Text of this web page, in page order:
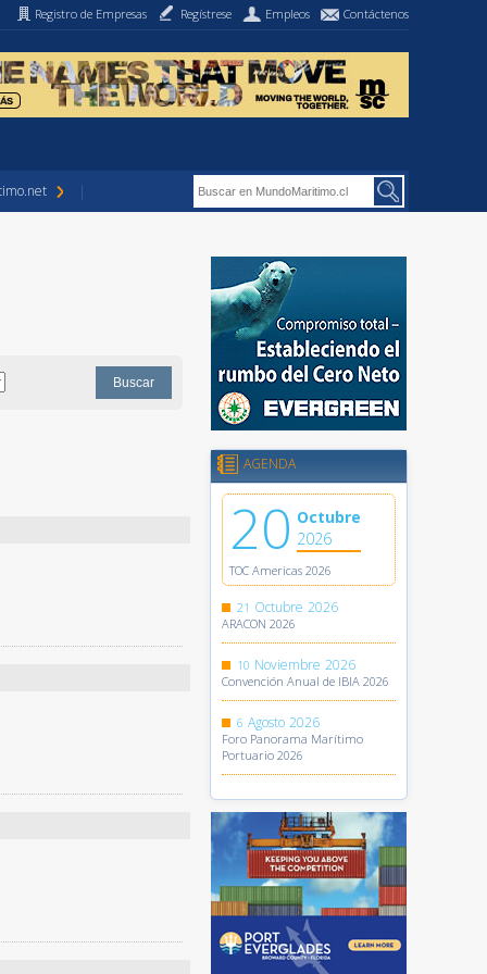
Registro de Empresas Regístrese Empleos Contáctenos
AGENDA
20 Octubre
2026
TOC Americas 2026
21 Octubre 2026
ARACON 2026
10 Noviembre 2026
Convención Anual de IBIA 2026
6 Agosto 2026
Foro Panorama Marítimo
Portuario 2026